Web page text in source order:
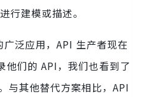
行建模或描述。
泛应用，API 生产者现在
他们的 API，我们也看到了
与其他替代方案相比，API